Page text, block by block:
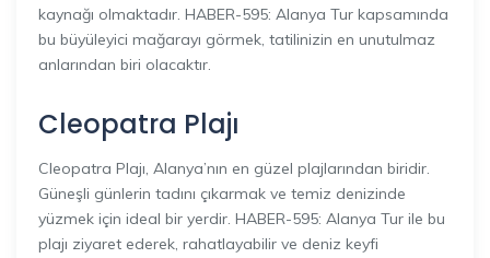
kaynağı olmaktadır. HABER-595: Alanya Tur kapsamında
bu büyüleyici mağarayı görmek, tatilinizin en unutulmaz
anlarından biri olacaktır.
Cleopatra Plajı
Cleopatra Plajı, Alanya’nın en güzel plajlarından biridir.
Güneşli günlerin tadını çıkarmak ve temiz denizinde
yüzmek için ideal bir yerdir. HABER-595: Alanya Tur ile bu
plajı ziyaret ederek, rahatlayabilir ve deniz keyfi